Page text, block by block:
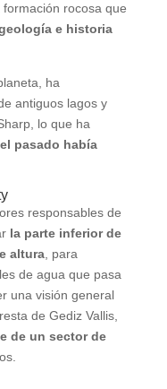
rocosa que
e historia
ha
antiguos lagos y
lo que ha
pasado había
responsables de
la parte inferior de
altura, para
de agua que pasa
una visión general
de Gediz Vallis,
de un sector de